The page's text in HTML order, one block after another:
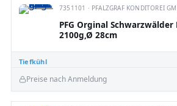
Tiefkühl
7351101 · PFALZGRAF KONDITOREI
PFG Orginal
2100g,Ø 28cm
Preise nach Anmeldung